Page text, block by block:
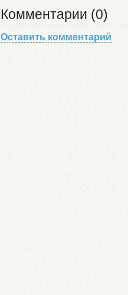
Комментарии (0)
Оставить комментарий